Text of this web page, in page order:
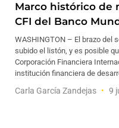
Marco histórico de
CFI del Banco
WASHINGTON – El brazo del
subido el listón, y es posible
Corporación Financiera
institución financiera de
Carla García Zandejas 9